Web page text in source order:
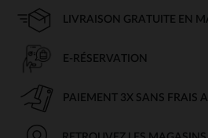
LIVRAISON GRATUITE EN
E-RÉSERVATION
PAIEMENT 3X SANS FRAIS